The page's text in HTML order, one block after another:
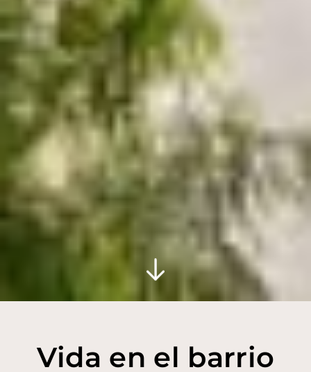
Vida en el barrio